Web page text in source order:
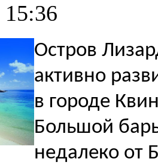
Остров
активно
в городе
Большой
недалеко от